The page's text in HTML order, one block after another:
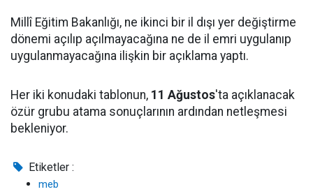
Millî Eğitim Bakanlığı, ne ikinci bir il dışı yer değiştirme
dönemi açılıp açılmayacağına ne de il emri uygulanıp
uygulanmayacağına ilişkin bir açıklama yaptı.
Her iki konudaki tablonun, 11 Ağustos'ta açıklanacak
özür grubu atama sonuçlarının ardından netleşmesi
bekleniyor.
Etiketler :
meb